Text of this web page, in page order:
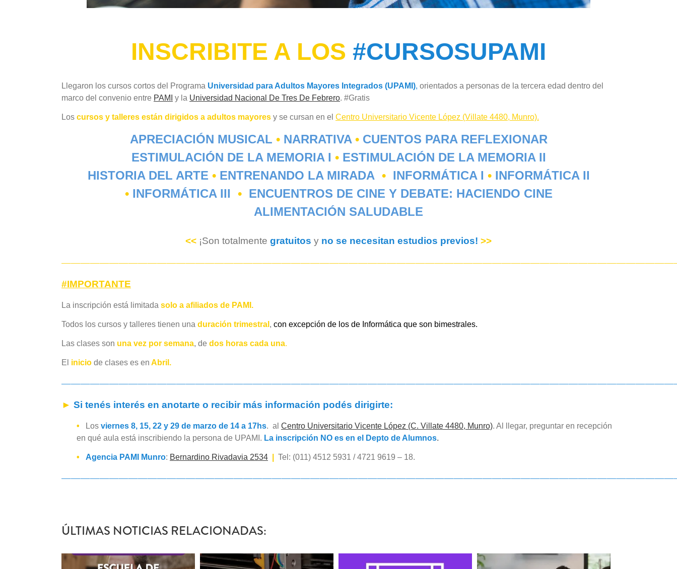
INSCRIBITE A LOS #CURSOSUPAMI
Llegaron los cursos cortos del Programa Universidad para Adultos Mayores Integrados (UPAMI), orientados a personas de la tercera edad dentro del
marco del convenio entre PAMI y la Universidad Nacional De Tres De Febrero. #Gratis
Los cursos y talleres están dirigidos a adultos mayores y se cursan en el Centro Universitario Vicente López (Villate 4480, Munro).
APRECIACIÓN MUSICAL •NARRATIVA •CUENTOS PARA REFLEXIONAR
ESTIMULACIÓN DE LA MEMORIA I •ESTIMULACIÓN DE LA MEMORIA II
HISTORIA DEL ARTE •ENTRENANDO LA MIRADA • INFORMÁTICA I • INFORMÁTICA II
• INFORMÁTICA III • ENCUENTROS DE CINE Y DEBATE: HACIENDO CINE
ALIMENTACIÓN SALUDABLE
<< ¡Son totalmente gratuitos y no se necesitan estudios previos! >>
#IMPORTANTE
La inscripción está limitada solo a afiliados de PAMI.
Todos los cursos y talleres tienen una duración trimestral , con excepción de los de Informática que son bimestrales.
Las clases son una vez por semana, de dos horas cada una.
El inicio de clases es en Abril.
► Si tenés interés en anotarte o recibir más información podés dirigirte:
• Los viernes 8, 15, 22 y 29 de marzo de 14 a 17hs. al Centro Universitario Vicente López (C. Villate 4480, Munro). Al llegar, preguntar en recepción
en qué aula está inscribiendo la persona de UPAMI. La inscripción NO es en el Depto de Alumnos.
• Agencia PAMI Munro: Bernardino Rivadavia 2534 Tel: (011) 4512 5931 / 4721 9619 – 18.
ÚLTIMAS NOTICIAS RELACIONADAS: